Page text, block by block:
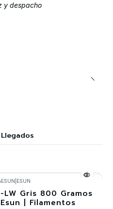
y despacho
ESUN
LW Gris 800 Gramos
| Filamentos